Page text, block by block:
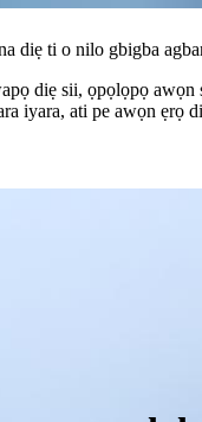
diẹ ti o nilo gbigba
diẹ sii, ọpọlọpọ
iyara, ati pe awọn ẹrọ